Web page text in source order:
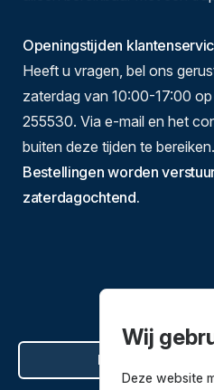
Openingstijden
Heeft u vragen, bel ons
zaterdag van 10:00-17:00
255530. Via e-mail en het
buiten deze tijden te bereiken.
Bestellingen worden
zaterdagochtend.
Hier de
Wij
Deze website